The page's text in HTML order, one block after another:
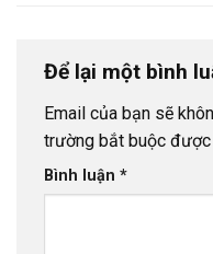
Để lại một bình
Email của bạn sẽ
trường bắt buộc được
Bình luận *